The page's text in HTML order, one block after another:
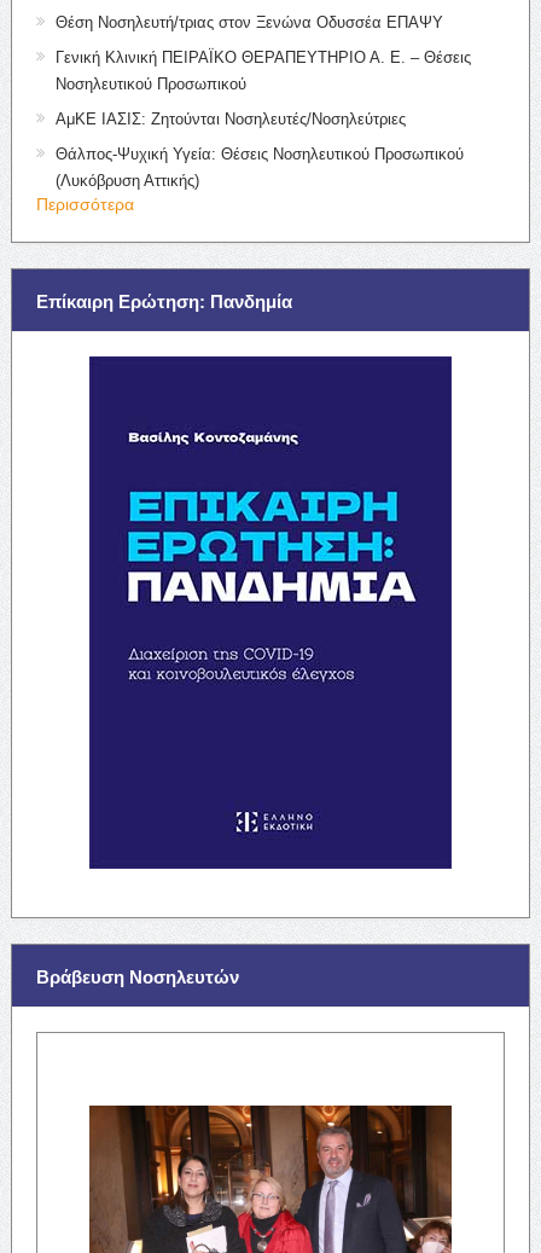
Θέση Νοσηλευτή/τριας στον Ξενώνα Οδυσσέα ΕΠΑΨΥ
Γενική Κλινική ΠΕΙΡΑΪΚΟ ΘΕΡΑΠΕΥΤΗΡΙΟ Α. Ε. – Θέσεις
Νοσηλευτικού Προσωπικού
ΑμΚΕ ΙΑΣΙΣ: Ζητούνται Νοσηλευτές/Νοσηλεύτριες
Θάλπος-Ψυχική Υγεία: Θέσεις Νοσηλευτικού Προσωπικού
(Λυκόβρυση Αττικής)
Περισσότερα
Επίκαιρη Ερώτηση: Πανδημία
Βράβευση Νοσηλευτών